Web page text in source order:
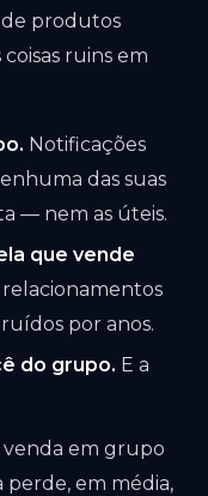
produtos
ruins em
Notificações
das suas
— nem as úteis.
que vende
por anos.
do grupo. E a
venda em grupo
perde, em média,